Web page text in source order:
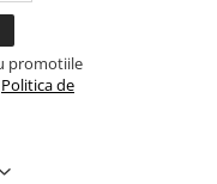
promotiile
Politica de